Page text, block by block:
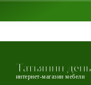
Татьянин день
интернет-магазин мебели